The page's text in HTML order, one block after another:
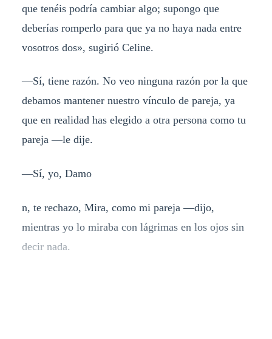
que tenéis podría cambiar algo; supongo que
deberías romperlo para que ya no haya nada entre
vosotros dos», sugirió Celine.
—Sí, tiene razón. No veo ninguna razón por la que
debamos mantener nuestro vínculo de pareja, ya
que en realidad has elegido a otra persona como tu
pareja —le dije.
—Sí, yo, Damo
n, te rechazo, Mira, como mi pareja —dijo,
mientras yo lo miraba con lágrimas en los ojos sin
decir nada.